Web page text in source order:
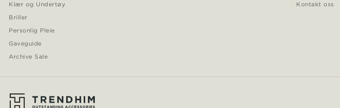
Klær og Undertøy
Briller
Personlig Pleie
Gaveguide
Archive Sale
Kontakt oss